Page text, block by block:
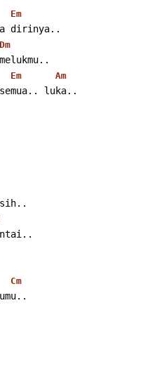
Em
dirinya..
Dm
Em Am
luka..
Cm